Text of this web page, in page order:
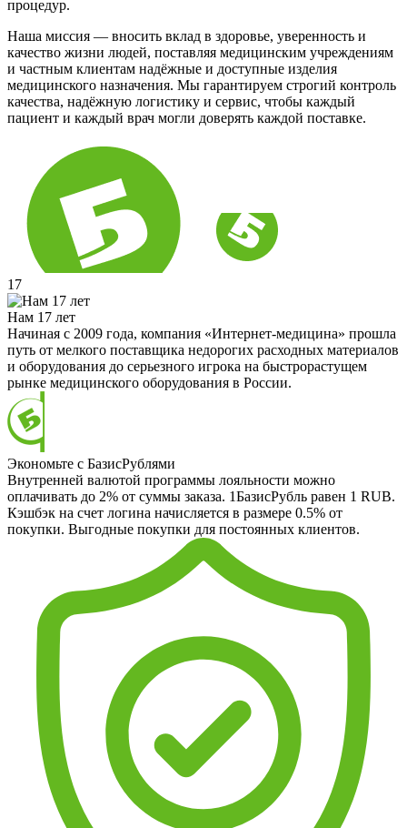
процедур.
Наша миссия — вносить вклад в здоровье, уверенность и
качество жизни людей, поставляя медицинским учреждениям
и частным клиентам надёжные и доступные изделия
медицинского назначения. Мы гарантируем строгий контроль
качества, надёжную логистику и сервис, чтобы каждый
пациент и каждый врач могли доверять каждой поставке.
17
Нам 17 лет
Начиная с 2009 года, компания «Интернет-медицина» прошла
путь от мелкого поставщика недорогих расходных материалов
и оборудования до серьезного игрока на быстрорастущем
рынке медицинского оборудования в России.
Экономьте с БазисРублями
Внутренней валютой программы лояльности можно
оплачивать до 2% от суммы заказа. 1БазисРубль равен 1 RUB.
Кэшбэк на счет логина начисляется в размере 0.5% от
покупки. Выгодные покупки для постоянных клиентов.